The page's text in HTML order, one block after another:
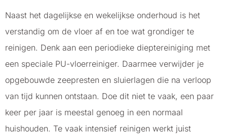
Naast het dagelijkse en wekelijkse onderhoud is het
verstandig om de vloer af en toe wat grondiger te
reinigen. Denk aan een periodieke dieptereiniging met
een speciale PU-vloerreiniger. Daarmee verwijder je
opgebouwde zeepresten en sluierlagen die na verloop
van tijd kunnen ontstaan. Doe dit niet te vaak, een paar
keer per jaar is meestal genoeg in een normaal
huishouden. Te vaak intensief reinigen werkt juist